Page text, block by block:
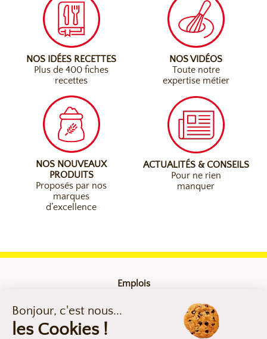
NOS IDÉES RECETTES
Plus de 400 fiches
recettes
NOS VIDÉOS
Toute notre
expertise métier
NOS NOUVEAUX
PRODUITS
Proposés par nos
marques
d’excellence
ACTUALITÉS & CONSEILS
Pour ne rien
manquer
Emplois
Mentions légales